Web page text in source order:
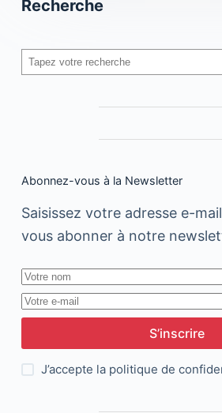
Recherche
Rechercher
Abonnez-vous à la Newsletter
Saisissez votre adresse e-
vous abonner à notre
S’inscrire
J’accepte la politique de